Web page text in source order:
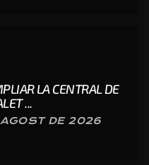
LA CENTRAL DE
...
DE 2026